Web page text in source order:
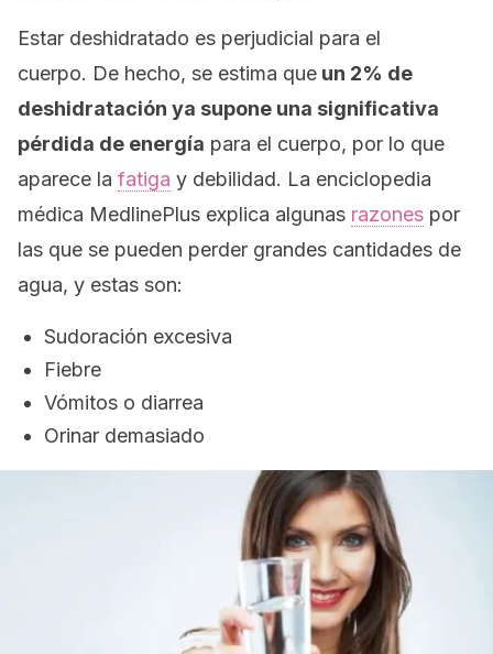
Estar deshidratado es perjudicial para el
cuerpo. De hecho, se estima que un 2% de
deshidratación ya supone una significativa
pérdida de energía para el cuerpo, por lo que
aparece la fatiga y debilidad. La enciclopedia
médica MedlinePlus explica algunas razones por
las que se pueden perder grandes cantidades de
agua, y estas son:
Sudoración excesiva
Fiebre
Vómitos o diarrea
Orinar demasiado